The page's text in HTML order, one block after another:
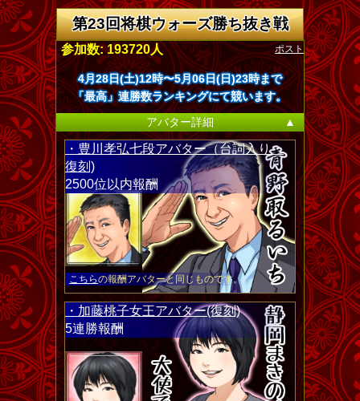
第23回将棋ウォーズ勝ち抜き戦
ポスト
参加数: 193720人
4月28日(土)12時〜5月06日(日)23時まで
「最高」連勝数ランキングにて競います。
アバター詳細
▲
・豊川孝弘七段アバター（台詞入り・
復刻)
2500位以内報酬
こちらの報酬アバターと同じものです。
・加藤桃子女王アバター(復刻)
5連勝報酬